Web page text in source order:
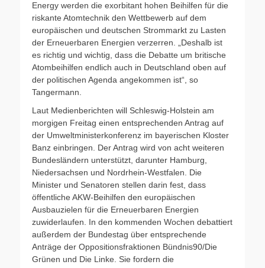
Energy werden die exorbitant hohen Beihilfen für die
riskante Atomtechnik den Wettbewerb auf dem
europäischen und deutschen Strommarkt zu Lasten
der Erneuerbaren Energien verzerren. „Deshalb ist
es richtig und wichtig, dass die Debatte um britische
Atombeihilfen endlich auch in Deutschland oben auf
der politischen Agenda angekommen ist“, so
Tangermann.
Laut Medienberichten will Schleswig-Holstein am
morgigen Freitag einen entsprechenden Antrag auf
der Umweltministerkonferenz im bayerischen Kloster
Banz einbringen. Der Antrag wird von acht weiteren
Bundesländern unterstützt, darunter Hamburg,
Niedersachsen und Nordrhein-Westfalen. Die
Minister und Senatoren stellen darin fest, dass
öffentliche AKW-Beihilfen den europäischen
Ausbauzielen für die Erneuerbaren Energien
zuwiderlaufen. In den kommenden Wochen debattiert
außerdem der Bundestag über entsprechende
Anträge der Oppositionsfraktionen Bündnis90/Die
Grünen und Die Linke. Sie fordern die